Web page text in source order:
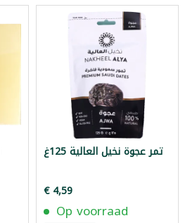
تمر عجوة نخيل العالية 125غ
€ 4,59
Op voorraad